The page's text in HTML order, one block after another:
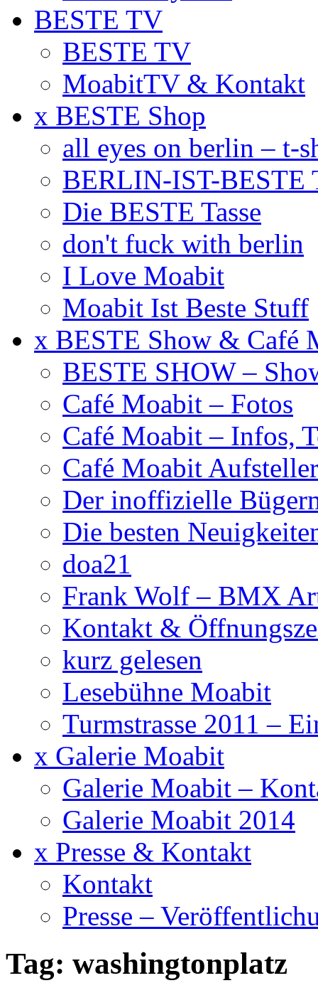
BESTE TV
BESTE TV
MoabitTV & Kontakt
x BESTE Shop
all eyes on berlin – t-
BERLIN-IST-BESTE
Die BESTE Tasse
don't fuck with berlin
I Love Moabit
Moabit Ist Beste Stuff
x BESTE Show & Café
BESTE SHOW –
Café Moabit – Fotos
Café Moabit – Infos,
Café Moabit Aufsteller
Der inoffizielle
Die besten
doa21
Frank Wolf – BMX
Kontakt &
kurz gelesen
Lesebühne Moabit
Turmstrasse 2011 –
x Galerie Moabit
Galerie Moabit –
Galerie Moabit 2014
x Presse & Kontakt
Kontakt
Presse –
Tag: washingtonplatz